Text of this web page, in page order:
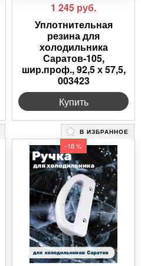
1 245 руб.
Уплотнительная
резина для
холодильника
Саратов-105,
шир.проф., 92,5 х 57,5,
003423
Купить
В ИЗБРАННОЕ
-18 %